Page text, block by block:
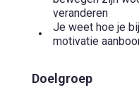
veranderen
Je weet hoe je
motivatie
Doelgroep